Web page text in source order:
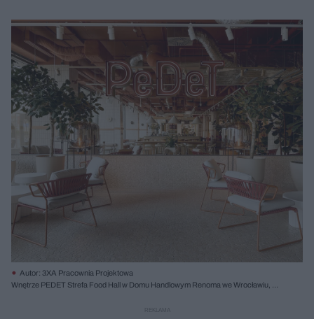
Autor: 3XA Pracownia Projektowa
Wnętrze PEDET Strefa Food Hall w Domu Handlowym Renoma we Wrocławiu, z
w części lounge oraz terakotową posadzką. To zgłoszenie do konkursu "Życie w